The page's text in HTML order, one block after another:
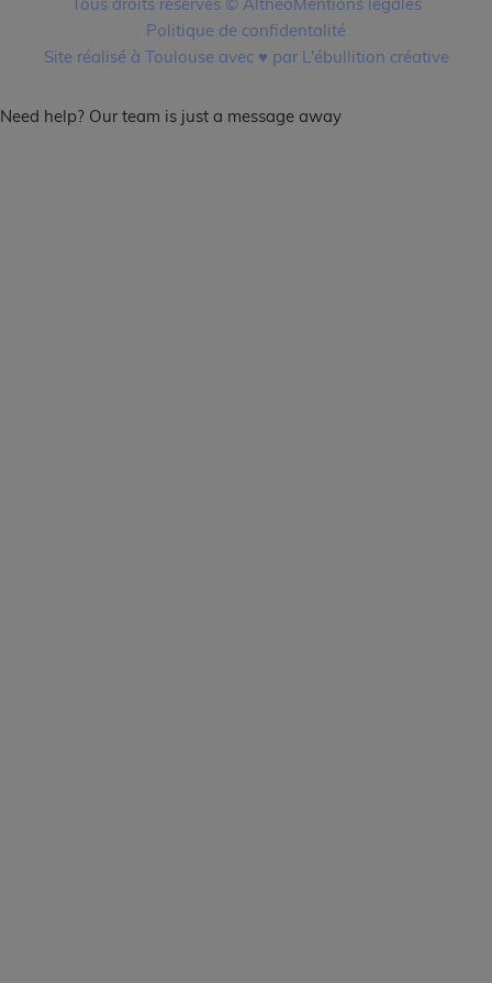
Politique de confidentalité
Site réalisé à Toulouse avec ♥ par L'ébullition créative
Need help? Our team is just a message away